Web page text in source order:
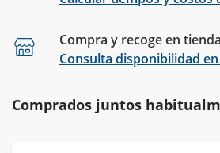
Compra y recoge en tienda
Consulta disponibilidad
Comprados juntos